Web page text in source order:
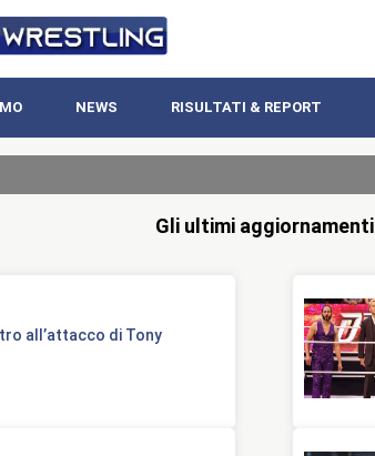
NEWS RISULTATI & REPORT
Gli ultimi aggiornamenti
all’attacco di Tony